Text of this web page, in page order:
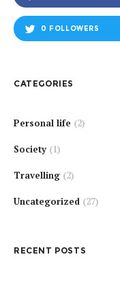
0 FOLLOWERS
CATEGORIES
Personal life (2)
Society (1)
Travelling (2)
Uncategorized (27)
RECENT POSTS